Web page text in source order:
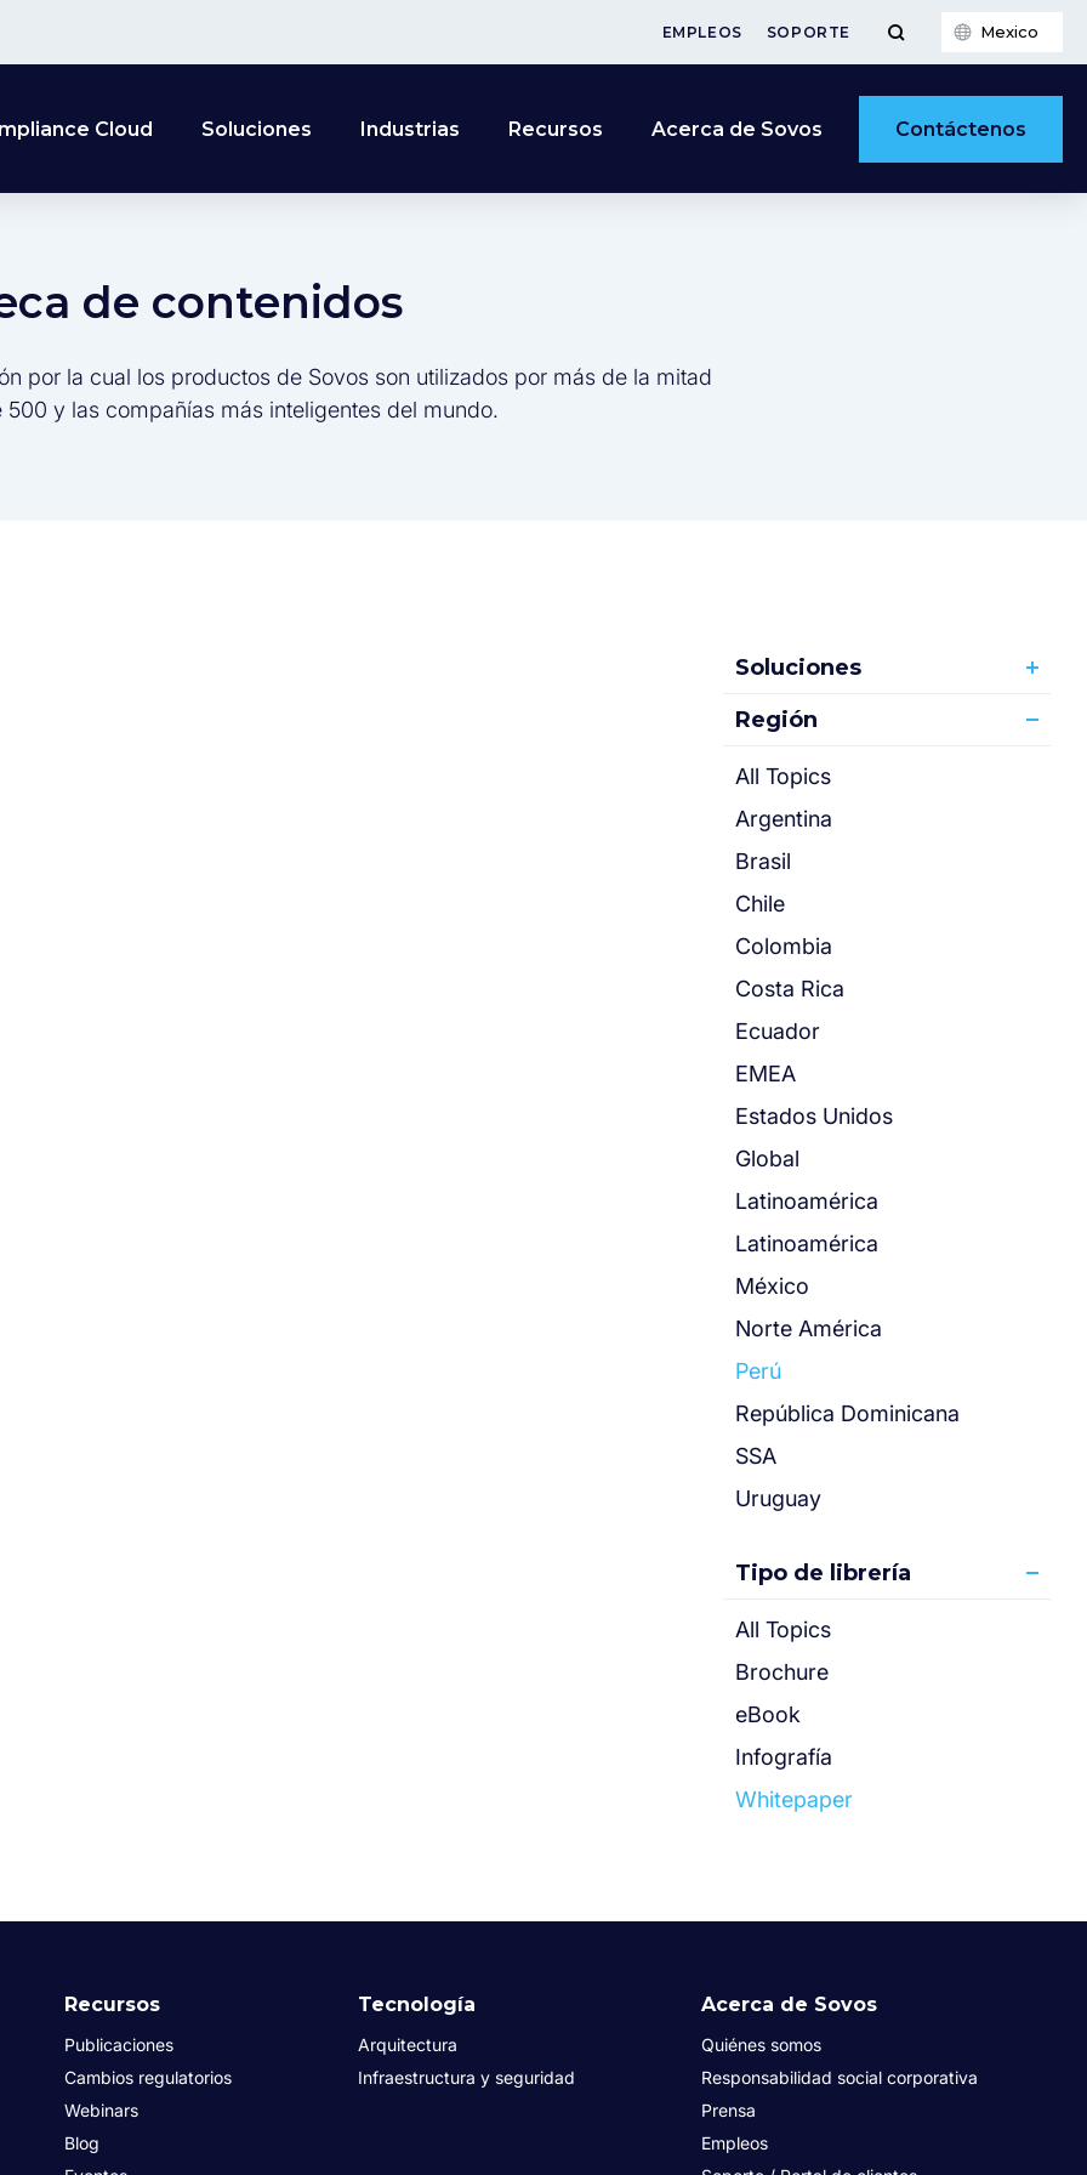
EMPLEOS SOPORTE Mexico
Cloud Soluciones Industrias Recursos Acerca de Sovos Contáctenos
de contenidos
por la cual los productos de Sovos son utilizados por más de la mitad
500 y las compañías más inteligentes del mundo.
Soluciones
Región
All Topics
Argentina
Brasil
Chile
Colombia
Costa Rica
Ecuador
EMEA
Estados Unidos
Global
Latinoamérica
Latinoamérica
México
Norte América
Perú
República Dominicana
SSA
Uruguay
Tipo de librería
All Topics
Brochure
eBook
Infografía
Whitepaper
Recursos
Publicaciones
Cambios regulatorios
Webinars
Blog
Tecnología
Arquitectura
Infraestructura y seguridad
Acerca de Sovos
Quiénes somos
Responsabilidad social corporativa
Prensa
Empleos